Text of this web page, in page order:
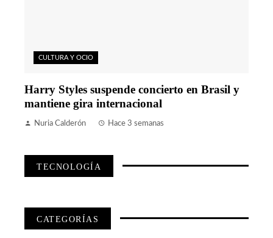
CULTURA Y OCIO
Harry Styles suspende concierto en Brasil y
mantiene gira internacional
Nuria Calderón Hace 3 semanas
TECNOLOGÍA
CATEGORÍAS